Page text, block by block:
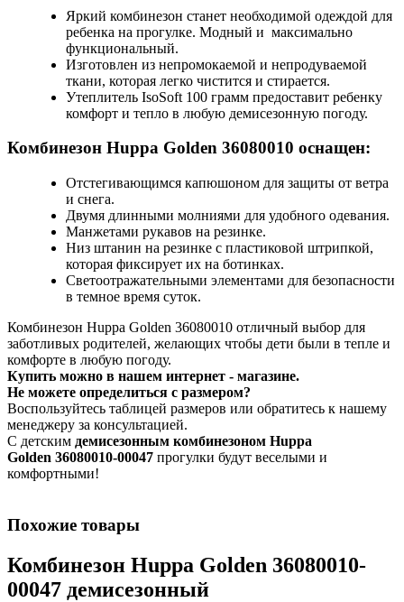
Яркий комбинезон станет необходимой одеждой для
ребенка на прогулке. Модный и максимально
функциональный.
Изготовлен из непромокаемой и непродуваемой
ткани, которая легко чистится и стирается.
Утеплитель IsoSoft 100 грамм предоставит ребенку
комфорт и тепло в любую демисезонную погоду.
Комбинезон Huppa Golden 36080010 оснащен:
Отстегивающимся капюшоном для защиты от ветра
и снега.
Двумя длинными молниями для удобного одевания.
Манжетами рукавов на резинке.
Низ штанин на резинке с пластиковой штрипкой,
которая фиксирует их на ботинках.
Светоотражательными элементами для безопасности
в темное время суток.
Комбинезон Huppa Golden 36080010 отличный выбор для
заботливых родителей, желающих чтобы дети были в тепле и
комфорте в любую погоду.
Купить можно в нашем интернет - магазине.
Не можете определиться с размером?
Воспользуйтесь таблицей размеров или обратитесь к нашему
менеджеру за консультацией.
С детским демисезонным комбинезоном Huppa
Golden 36080010-00047 прогулки будут веселыми и
комфортными!
Похожие товары
Комбинезон Huppa Golden 36080010-
00047 демисезонный